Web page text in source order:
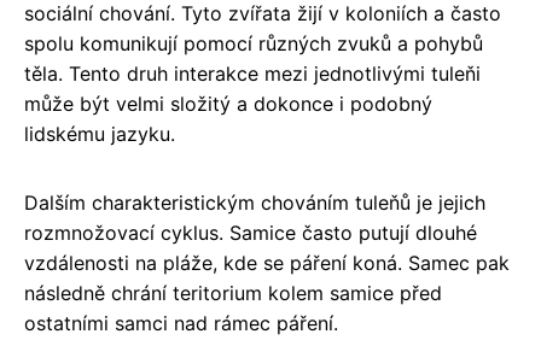
sociální chování. Tyto zvířata žijí v koloniích a často
spolu komunikují pomocí různých zvuků a pohybů
těla. Tento druh interakce mezi jednotlivými tuleňi
může být velmi složitý a dokonce i podobný
lidskému jazyku.
Dalším charakteristickým chováním tuleňů je jejich
rozmnožovací cyklus. Samice často putují dlouhé
vzdálenosti na pláže, kde se páření koná. Samec pak
následně chrání teritorium kolem samice před
ostatními samci nad rámec páření.